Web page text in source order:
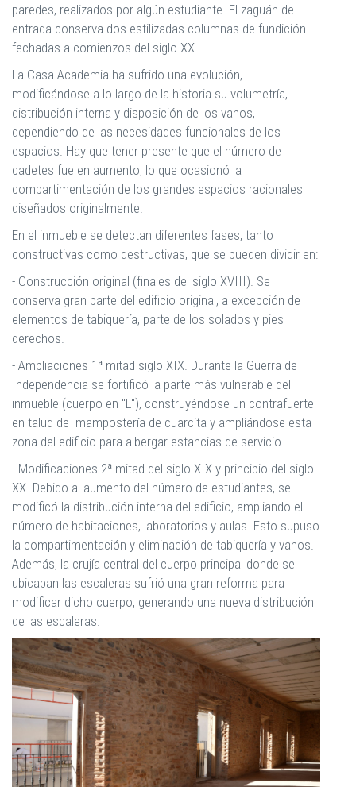
paredes, realizados por algún estudiante. El zaguán de
entrada conserva dos estilizadas columnas de fundición
fechadas a comienzos del siglo XX.
La Casa Academia ha sufrido una evolución,
modificándose a lo largo de la historia su volumetría,
distribución interna y disposición de los vanos,
dependiendo de las necesidades funcionales de los
espacios. Hay que tener presente que el número de
cadetes fue en aumento, lo que ocasionó la
compartimentación de los grandes espacios racionales
diseñados originalmente.
En el inmueble se detectan diferentes fases, tanto
constructivas como destructivas, que se pueden dividir en:
- Construcción original (finales del siglo XVIII). Se
conserva gran parte del edificio original, a excepción de
elementos de tabiquería, parte de los solados y pies
derechos.
- Ampliaciones 1ª mitad siglo XIX. Durante la Guerra de
Independencia se fortificó la parte más vulnerable del
inmueble (cuerpo en "L"), construyéndose un contrafuerte
en talud de mampostería de cuarcita y ampliándose esta
zona del edificio para albergar estancias de servicio.
- Modificaciones 2ª mitad del siglo XIX y principio del siglo
XX. Debido al aumento del número de estudiantes, se
modificó la distribución interna del edificio, ampliando el
número de habitaciones, laboratorios y aulas. Esto supuso
la compartimentación y eliminación de tabiquería y vanos.
Además, la crujía central del cuerpo principal donde se
ubicaban las escaleras sufrió una gran reforma para
modificar dicho cuerpo, generando una nueva distribución
de las escaleras.